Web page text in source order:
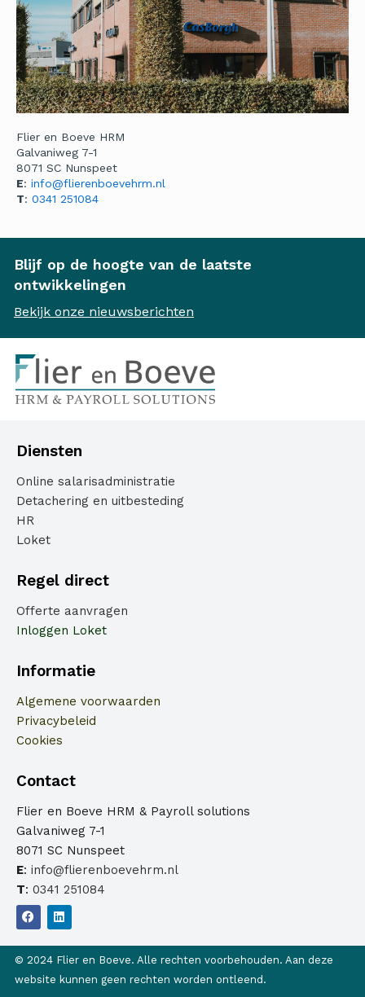
Flier en Boeve HRM
Galvaniweg 7-1
8071 SC Nunspeet
E: info@flierenboevehrm.nl
T: 0341 251084
Blijf op de hoogte van de laatste
ontwikkelingen
Bekijk onze nieuwsberichten
Diensten
Online salarisadministratie
Detachering en uitbesteding
HR
Loket
Regel direct
Offerte aanvragen
Inloggen Loket
Informatie
Algemene voorwaarden
Privacybeleid
Cookies
Contact
Flier en Boeve HRM & Payroll solutions
Galvaniweg 7-1
8071 SC Nunspeet
E: info@flierenboevehrm.nl
T: 0341 251084
F
a
c
e
b
o
L
i
n
k
e
d
© 2024 Flier en Boeve. Alle rechten voorbehouden. Aan deze
website kunnen geen rechten worden ontleend.